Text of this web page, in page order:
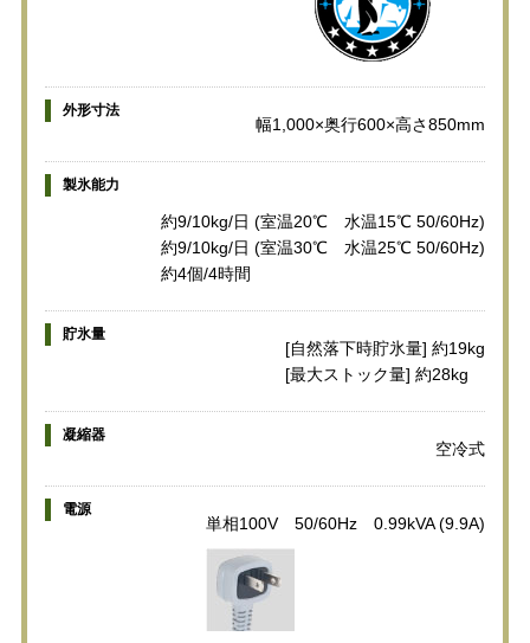
外形寸法
幅1,000×奥行600×高さ850mm
製氷能力
約9/10kg/日 (室温20℃ 水温15℃ 50/60Hz)
約9/10kg/日 (室温30℃ 水温25℃ 50/60Hz)
約4個/4時間
貯氷量
[自然落下時貯氷量] 約19kg
[最大ストック量] 約28kg
凝縮器
空冷式
電源
単相100V 50/60Hz 0.99kVA (9.9A)